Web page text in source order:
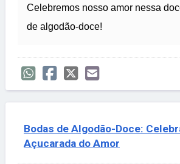
Celebremos nosso amor nessa
de algodão-doce!
Bodas de Algodão-Doce:
Açucarada do Amor